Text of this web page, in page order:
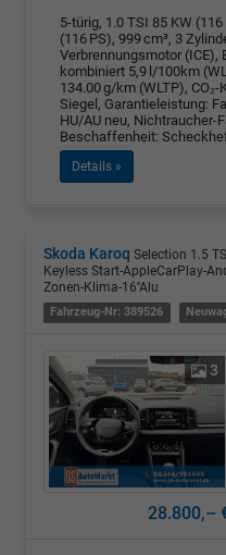
5-türig, 1.0 TSI 85 KW (116
(116 PS), 999 cm³, 3
Verbrennungsmotor
kombiniert 5,9 l/100km
134.00 g/km (WLTP),
Siegel, Garantieleistung:
HU/AU neu, Nichtraucher-
Beschaffenheit:
Details »
Skoda Karoq Selection 1.5
Keyless Start-AppleCarPlay-
Zonen-Klima-16''Alu
Fahrzeug-Nr: 389526
3
28.800,–